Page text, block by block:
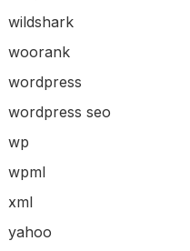
wildshark
woorank
wordpress
wordpress seo
wp
wpml
xml
yahoo